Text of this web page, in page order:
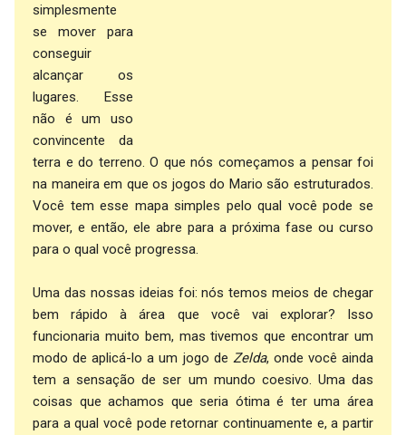
simplesmente
se mover para
conseguir
alcançar os
lugares. Esse
não é um uso
convincente da
terra e do terreno. O que nós começamos a pensar foi
na maneira em que os jogos do Mario são estruturados.
Você tem esse mapa simples pelo qual você pode se
mover, e então, ele abre para a próxima fase ou curso
para o qual você progressa.
Uma das nossas ideias foi: nós temos meios de chegar
bem rápido à área que você vai explorar? Isso
funcionaria muito bem, mas tivemos que encontrar um
modo de aplicá-lo a um jogo de Zelda, onde você ainda
tem a sensação de ser um mundo coesivo. Uma das
coisas que achamos que seria ótima é ter uma área
para a qual você pode retornar continuamente e, a partir